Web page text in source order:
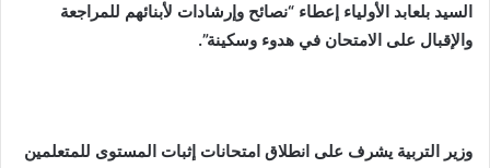
السيد بلعابد الأولياء إعطاء “نصائح وإرشادات لأبنائهم للمراجعة
والإقبال على الامتحان في هدوء وسكينة”.
وزير التربية يشرف على انطلاق امتحانات إثبات المستوى للمتعلمين